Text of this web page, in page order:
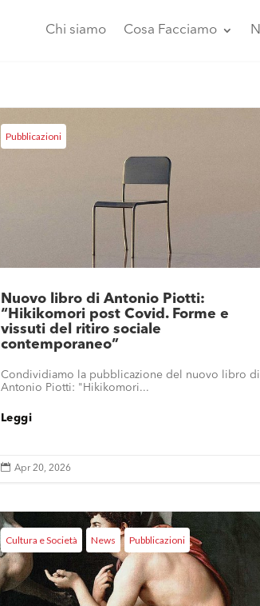
Chi siamo Cosa Facciamo
Pubblicazioni
Nuovo libro di Antonio Piotti:
“Hikikomori post Covid. Forme e
vissuti del ritiro sociale
contemporaneo”
Condividiamo la pubblicazione del nuovo libro di
Antonio Piotti: "Hikikomori...
Leggi
 Apr 20, 2026
Cultura e Società News Pubblicazioni